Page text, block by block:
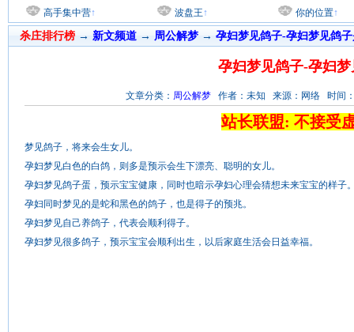
高手集中营↑
波盘王↑
你的位置↑
杀庄排行榜 → 新文频道→ 周公解梦 → 孕妇梦见鸽子-孕妇梦见鸽
孕妇梦见鸽子-孕妇
文章分类： 周公解梦 作者：未知 来源：网络 时间
站长联盟: 不接受
梦见鸽子，将来会生女儿。
孕妇梦见白色的白鸽，则多是预示会生下漂亮、聪明的女儿。
孕妇梦见鸽子蛋，预示宝宝健康，同时也暗示孕妇心理会猜想未来宝宝的样子
孕妇同时梦见的是蛇和黑色的鸽子，也是得子的预兆。
孕妇梦见自己养鸽子，代表会顺利得子。
孕妇梦见很多鸽子，预示宝宝会顺利出生，以后家庭生活会日益幸福。